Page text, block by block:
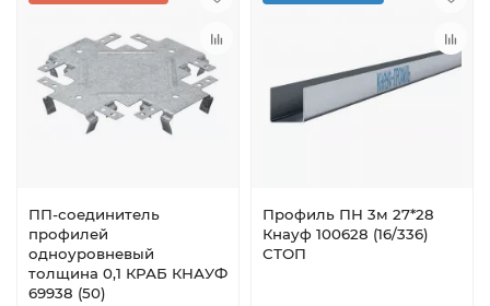
ПП-соединитель
профилей
одноуровневый
толщина 0,1 КРАБ КНАУФ
69938 (50)
Профиль ПН 3м 27*28
Кнауф 100628 (16/336)
СТОП